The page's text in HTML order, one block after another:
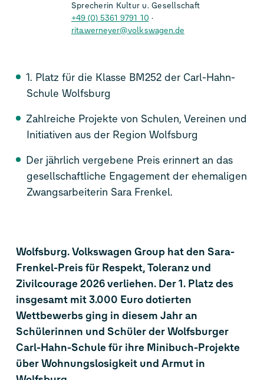
Sprecherin Kultur u. Gesellschaft
+49 (0) 5361 9791 10
rita.werneyer@volkswagen.de
1. Platz für die Klasse BM252 der Carl-Hahn-
Schule Wolfsburg
Zahlreiche Projekte von Schulen, Vereinen und
Initiativen aus der Region Wolfsburg
Der jährlich vergebene Preis erinnert an das
gesellschaftliche Engagement der ehemaligen
Zwangsarbeiterin Sara Frenkel.
Wolfsburg. Volkswagen Group hat den Sara-
Frenkel-Preis für Respekt, Toleranz und
Zivilcourage 2026 verliehen. Der 1. Platz des
insgesamt mit 3.000 Euro dotierten
Wettbewerbs ging in diesem Jahr an
Schülerinnen und Schüler der Wolfsburger
Carl-Hahn-Schule für ihre Minibuch-Projekte
über Wohnungslosigkeit und Armut in